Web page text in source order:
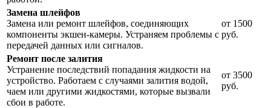
Замена шлейфов
Замена или ремонт шлейфов, соединяющих
компоненты экшен-камеры. Устраняем проблемы с
передачей данных или сигналов.
от 1500
руб.
Ремонт после залития
Устранение последствий попадания жидкости на
устройство. Работаем с случаями залития водой,
чаем или другими жидкостями, которые вызвали
сбои в работе.
от 3500
руб.